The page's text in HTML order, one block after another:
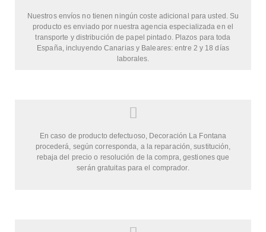
Nuestros envíos no tienen ningún coste adicional para usted. Su
producto es enviado por nuestra agencia especializada en el
transporte y distribución de papel pintado. Plazos para toda
España, incluyendo Canarias y Baleares: entre 2 y 18 días
laborales.
En caso de producto defectuoso, Decoración La Fontana
procederá, según corresponda, a la reparación, sustitución,
rebaja del precio o resolución de la compra, gestiones que
serán gratuitas para el comprador.